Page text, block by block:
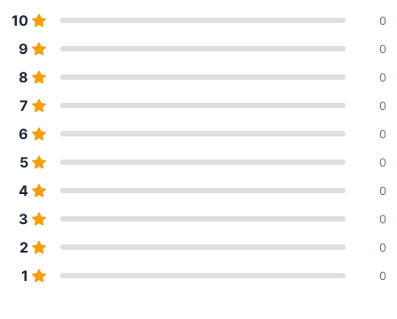
10 0
9 0
8 0
7 0
6 0
5 0
4 0
3 0
2 0
1 0